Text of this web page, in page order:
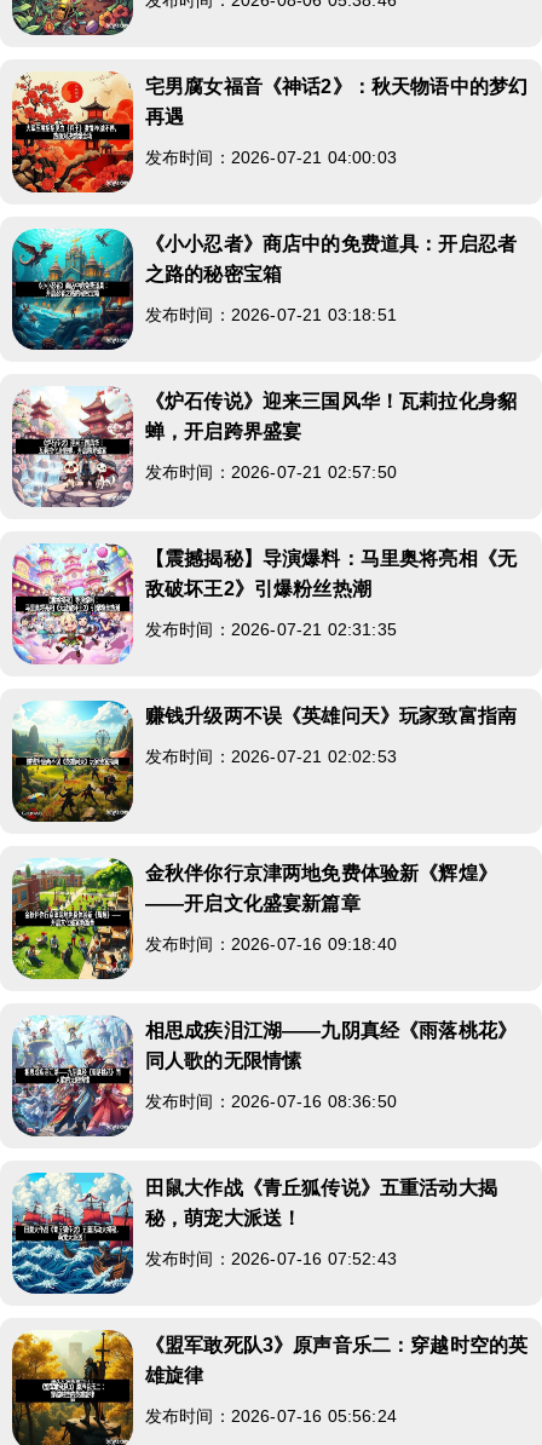
宅男腐女福音《神话2》：秋天物语中的梦幻
再遇
发布时间：2026-07-21 04:00:03
《小小忍者》商店中的免费道具：开启忍者
之路的秘密宝箱
发布时间：2026-07-21 03:18:51
《炉石传说》迎来三国风华！瓦莉拉化身貂
蝉，开启跨界盛宴
发布时间：2026-07-21 02:57:50
【震撼揭秘】导演爆料：马里奥将亮相《无
敌破坏王2》引爆粉丝热潮
发布时间：2026-07-21 02:31:35
赚钱升级两不误《英雄问天》玩家致富指南
发布时间：2026-07-21 02:02:53
金秋伴你行京津两地免费体验新《辉煌》
——开启文化盛宴新篇章
发布时间：2026-07-16 09:18:40
相思成疾泪江湖——九阴真经《雨落桃花》
同人歌的无限情愫
发布时间：2026-07-16 08:36:50
田鼠大作战《青丘狐传说》五重活动大揭
秘，萌宠大派送！
发布时间：2026-07-16 07:52:43
《盟军敢死队3》原声音乐二：穿越时空的英
雄旋律
发布时间：2026-07-16 05:56:24